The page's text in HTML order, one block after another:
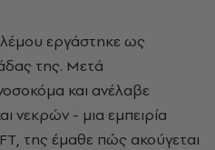
της. Μετά
και ανέλαβε
νεκρών - μια εμπειρία
της έμαθε πώς ακούγεται